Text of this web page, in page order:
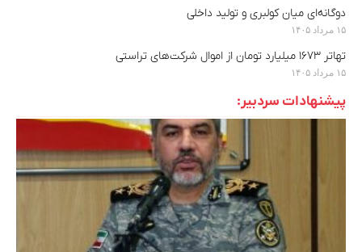
دوگانه‌ای میان کولبری و تولید داخلی
۱۵ مرداد ۱۴۰۵
تهاتر ۱۶۷۳ میلیارد تومان از اموال شرکت‌های تراستی
۱۵ مرداد ۱۴۰۵
پیشنهادات سردبیر: